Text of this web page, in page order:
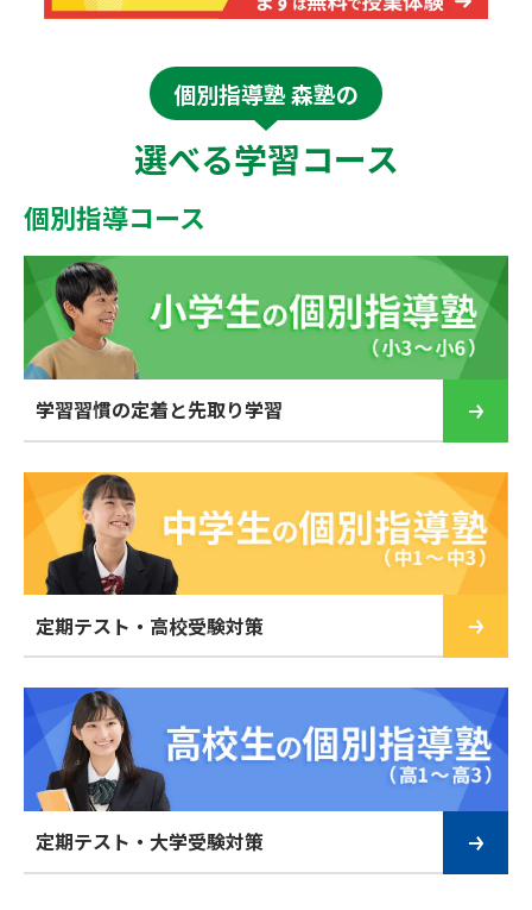
個別指導塾 森塾の
選べる学習コース
個別指導コース
学習習慣の定着と先取り学習
定期テスト・高校受験対策
定期テスト・大学受験対策